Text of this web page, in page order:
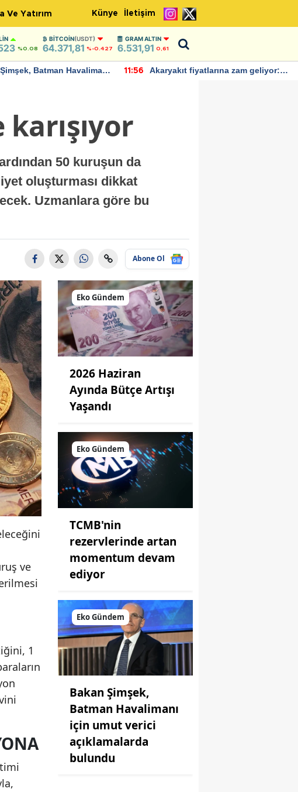
Ve Yatırım Künye İletişim
%0.08
BITCOIN(USDT)
64.371,81 %-0.427
GRAM ALTIN
6.531,91 0,61
Batman Havalimanı
11:56
Akaryakıt fiyatlarına zam geliyor:
50 kuruşun da
oluşturması dikkat
Uzmanlara göre bu
Abone Ol
ve
1
Eko Gündem
2026 Haziran
Ayında Bütçe Artışı
Yaşandı
Eko Gündem
TCMB'nin
rezervlerinde artan
momentum devam
ediyor
Eko Gündem
Bakan Şimşek,
Batman Havalimanı
için umut verici
açıklamalarda
bulundu